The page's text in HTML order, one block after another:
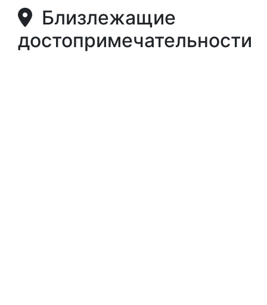
Близлежащие
достопримечательности